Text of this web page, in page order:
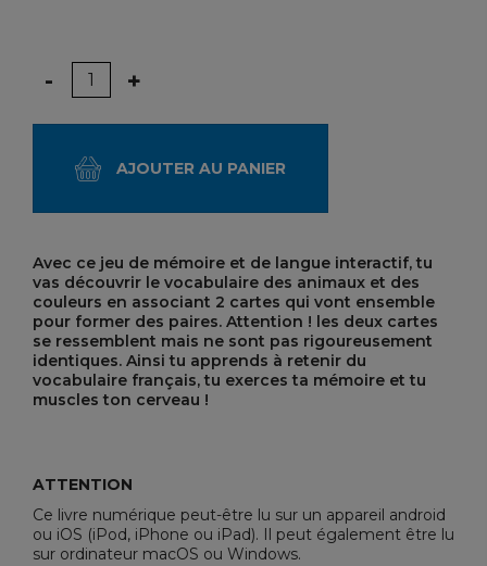
Quantité
- +
AJOUTER AU PANIER
Avec ce jeu de mémoire et de langue interactif, tu
vas découvrir le vocabulaire des animaux et des
couleurs en associant 2 cartes qui vont ensemble
pour former des paires. Attention ! les deux cartes
se ressemblent mais ne sont pas rigoureusement
identiques. Ainsi tu apprends à retenir du
vocabulaire français, tu exerces ta mémoire et tu
muscles ton cerveau !
ATTENTION
Ce livre numérique peut-être lu sur un appareil android
ou iOS (iPod, iPhone ou iPad). Il peut également être lu
sur ordinateur macOS ou Windows.